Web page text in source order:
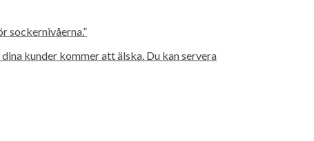
sockernivåerna.”
kunder kommer att älska. Du kan servera